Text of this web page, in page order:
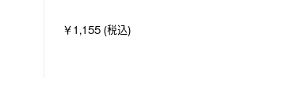
￥1,155 (税込)